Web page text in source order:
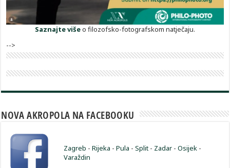
Saznajte višeo filozofsko-fotografskom natječaju.
-->
NOVA AKROPOLA NA FACEBOOKU
Zagreb -Rijeka -Pula -Split - Zadar -Osijek -
Varaždin